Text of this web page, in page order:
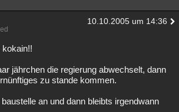
10.10.2005 um 14:36
jährchen die regierung abwechselt, dann
zu stande kommen.
an und dann bleibts irgendwann